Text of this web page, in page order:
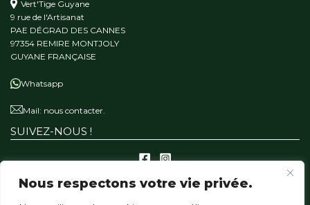
Nous respectons votre vie privée.
Vert'Tige Guyane
9 rue de l'Artisanat
PAE DÉGRAD DES CANNES
97354 REMIRE MONTJOLY
GUYANE FRANÇAISE
Whatsapp
Mail: nous contacter.
SUIVEZ-NOUS !
A PROPOS